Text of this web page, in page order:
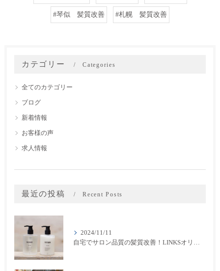
#琴似 髪質改善 #札幌 髪質改善
カテゴリー Categories
全てのカテゴリー
ブログ
新着情報
お客様の声
求人情報
最近の投稿 Recent Posts
2024/11/11
自宅でサロン品質の髪質改善！LINKSオリジナル「THE RaDIXシャンプー＆トリートメント」のご紹介